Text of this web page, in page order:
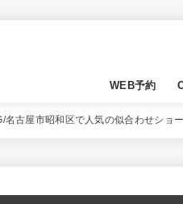
WEB予約
名古屋市昭和区で人気の似合わせショ